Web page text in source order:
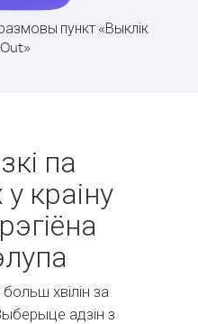
пункт «Выклік
па
краіну
хвілін за
адзін з